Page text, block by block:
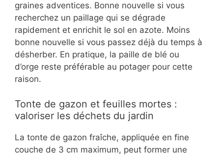
graines adventices. Bonne nouvelle si vous
recherchez un paillage qui se dégrade
rapidement et enrichit le sol en azote. Moins
bonne nouvelle si vous passez déjà du temps à
désherber. En pratique, la paille de blé ou
d’orge reste préférable au potager pour cette
raison.
Tonte de gazon et feuilles mortes :
valoriser les déchets du jardin
La tonte de gazon fraîche, appliquée en fine
couche de 3 cm maximum, peut former une